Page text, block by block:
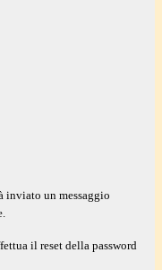
inviato un messaggio
il reset della password